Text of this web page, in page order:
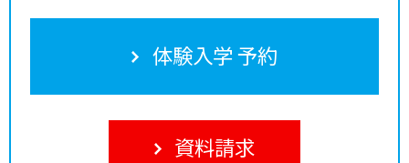
体験入学 予約
資料請求